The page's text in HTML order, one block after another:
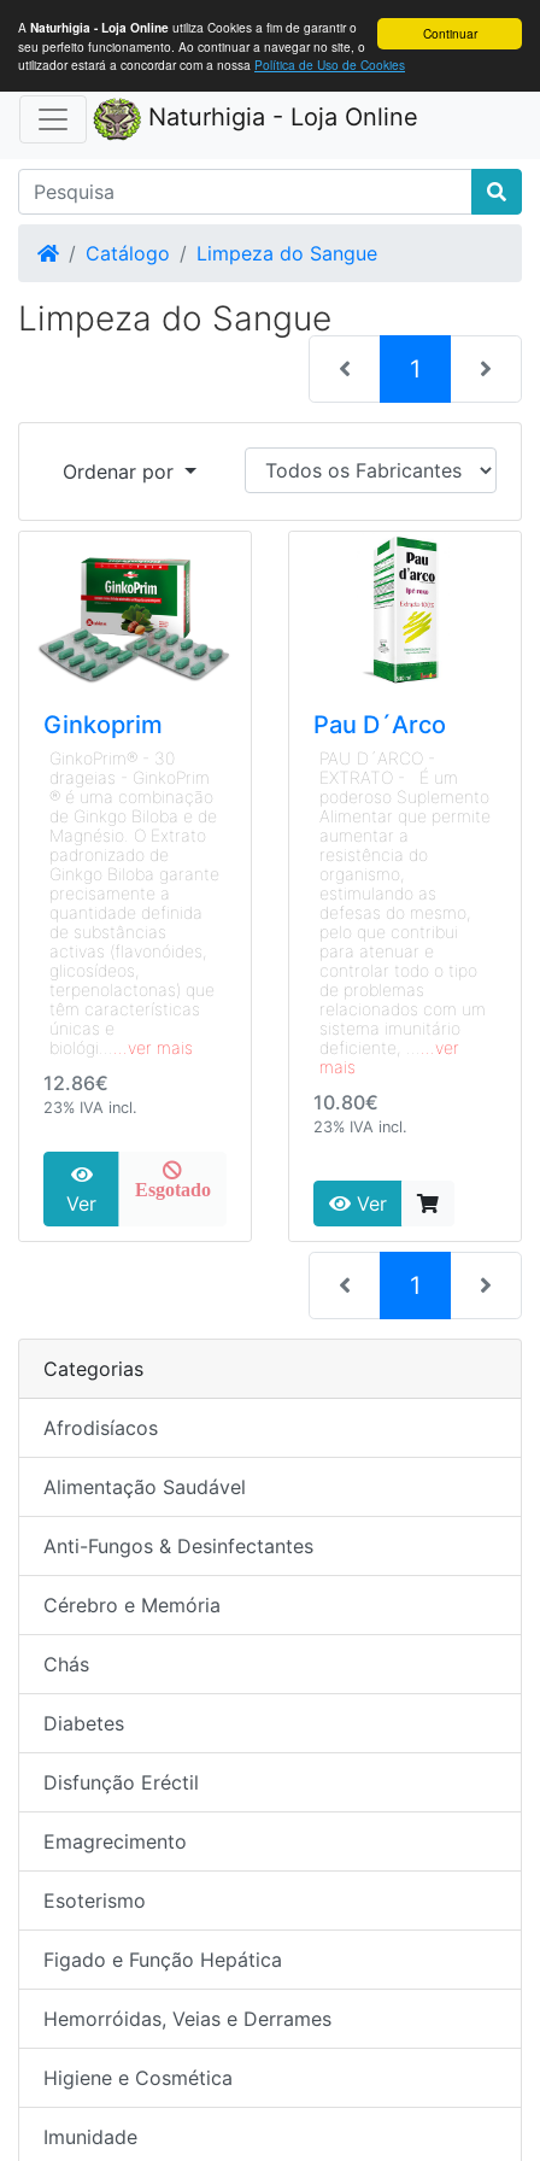
Continuar
A Naturhigia - Loja Online utiliza Cookies a fim de garantir o
seu perfeito funcionamento. Ao continuar a navegar no site, o
utilizador estará a concordar com a nossa Política de Uso de Cookies
Naturhigia - Loja Online
HomeCatálogo Limpeza do Sangue
Limpeza do Sangue
1 (current)
Ordenar por
Ginkoprim
GinkoPrim® - 30
drageias - GinkoPrim
® é uma combinação
de Ginkgo Biloba e de
Magnésio. O Extrato
padronizado de
Ginkgo Biloba garante
precisamente a
quantidade definida
de substâncias
activas (flavonóides,
glicosídeos,
terpenolactonas) que
têm características
únicas e
biológi...
...ver mais
12.86€
23% IVA incl.
Ver
Esgotado
Pau D´Arco
PAU D´ARCO -
EXTRATO - É um
poderoso Suplemento
Alimentar que permite
aumentar a
resistência do
organismo,
estimulando as
defesas do mesmo,
pelo que contribui
para atenuar e
controlar todo o tipo
de problemas
relacionados com um
sistema imunitário
deficiente, ...
...ver
mais
10.80€
23% IVA incl.
Ver
1 (current)
Categorias
Afrodisíacos
Alimentação Saudável
Anti-Fungos & Desinfectantes
Cérebro e Memória
Chás
Diabetes
Disfunção Eréctil
Emagrecimento
Esoterismo
Figado e Função Hepática
Hemorróidas, Veias e Derrames
Higiene e Cosmética
Imunidade